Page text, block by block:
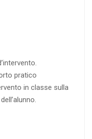
pratico
in classe sulla